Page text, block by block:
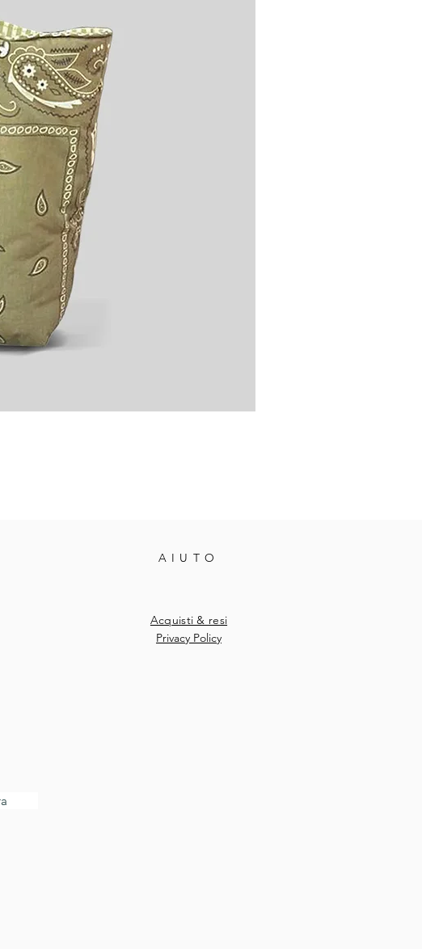
AIUTO
Acquisti & resi
Privacy Policy